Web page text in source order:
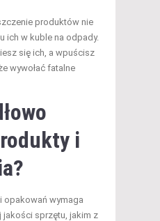
produktów nie
ich w kuble na odpady.
się ich, a wpuścisz
wywołać fatalne
i
opakowań wymaga
sprzętu, jakim z